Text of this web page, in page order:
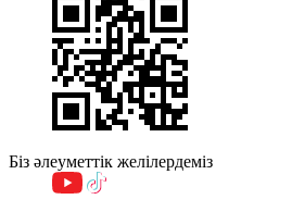
Біз әлеуметтік желілердеміз